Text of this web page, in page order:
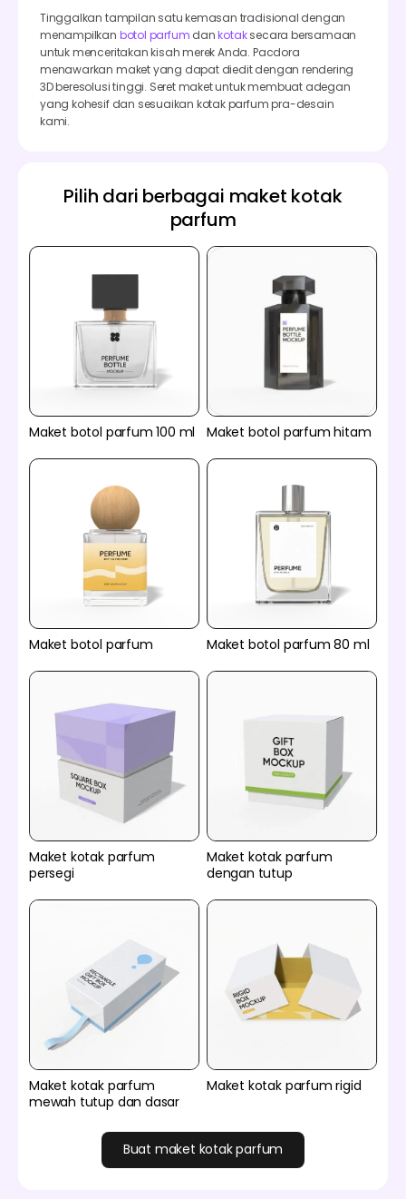
Tinggalkan tampilan satu kemasan tradisional dengan
menampilkan botol parfum dankotaksecara bersamaan
untuk menceritakan kisah merek Anda. Pacdora
menawarkan maket yang dapat diedit dengan rendering
3D beresolusi tinggi. Seret maket untuk membuat adegan
yang kohesif dan sesuaikan kotak parfum pra-desain
kami.
Pilih dari berbagai maket kotak
parfum
Maket botol parfum 100 ml Maket botol parfum hitam
Maket botol parfum Maket botol parfum 80 ml
Maket kotak parfum
persegi
Maket kotak parfum
dengan tutup
Maket kotak parfum
mewah tutup dan dasar
Maket kotak parfum rigid
Buat maket kotak parfum